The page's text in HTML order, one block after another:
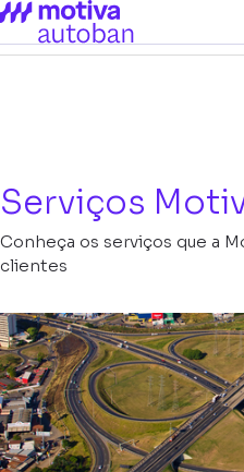
Serviços
Conheça os serviços que a
clientes